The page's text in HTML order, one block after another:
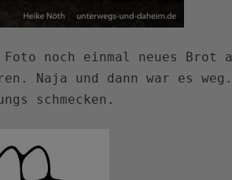
noch einmal neues Brot
Naja und dann war es
schmecken.